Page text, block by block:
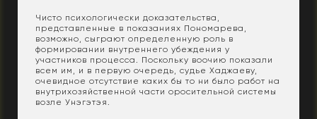
Чисто психологически доказательства,
представленные в показаниях Пономарева,
возможно, сыграют определенную роль в
формировании внутреннего убеждения у
участников процесса. Поскольку воочию показали
всем им, и в первую очередь, судье Хаджаеву,
очевидное отсутствие каких бы то ни было работ на
внутрихозяйственной части оросительной системы
возле Унэгэтэя.